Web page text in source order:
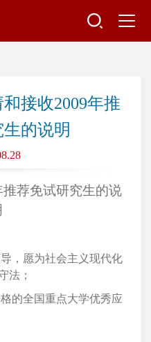
接收2009年推
的说明
推荐免试研究生的说
，愿为社会主义现代化
法；
的全国重点大学优秀应